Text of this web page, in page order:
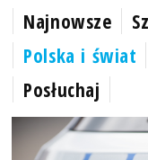
Najnowsze
Polska i świat
Posłuchaj